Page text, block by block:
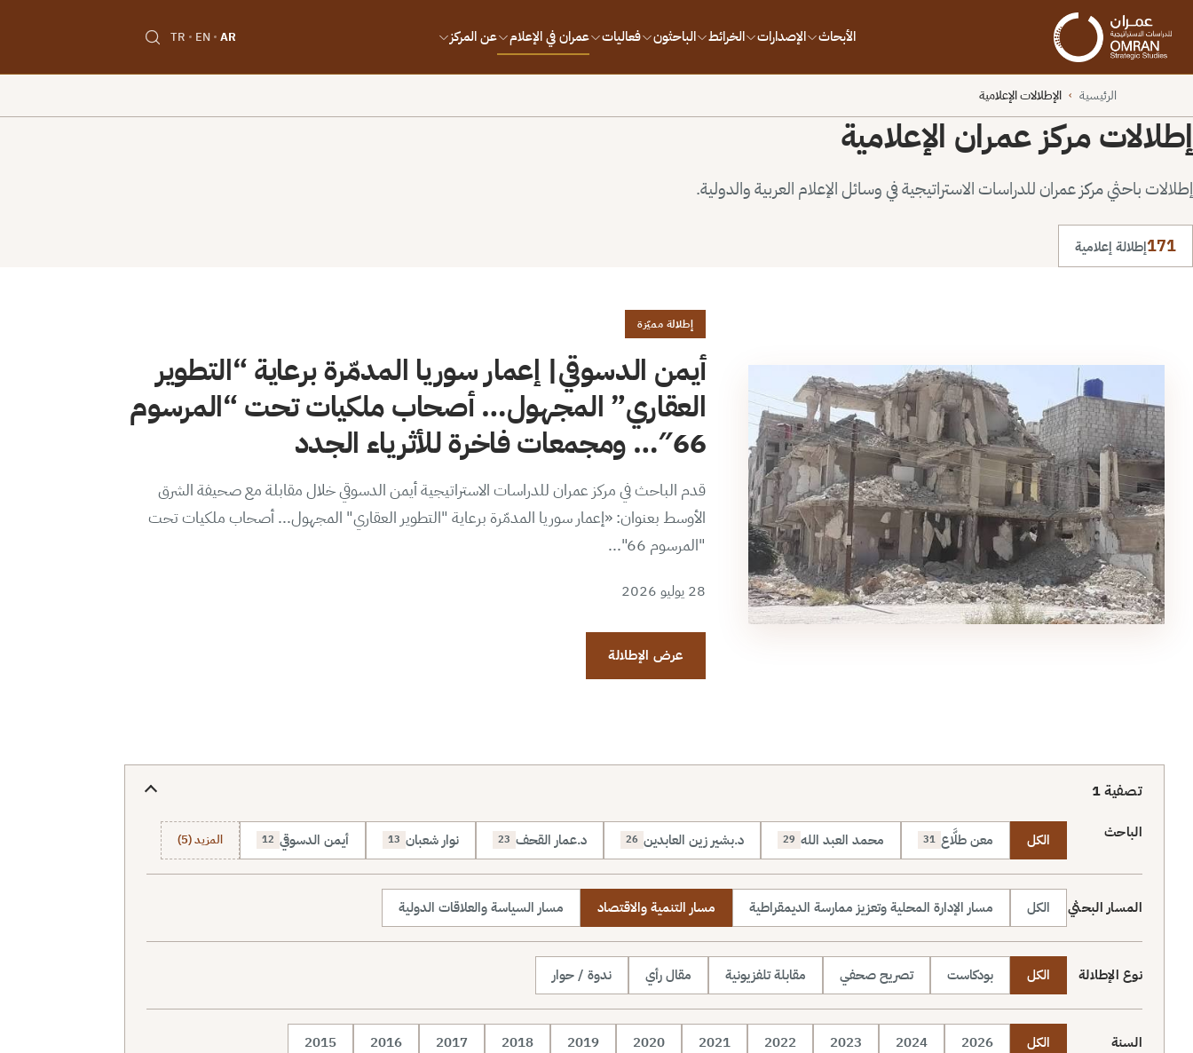
الأبحاث الإصدارات الخرائط الباحثون فعاليات عمران في الإعلام عن المركز AR
EN
TR
الرئيسية › الإطلالات الإعلامية
إطلالات مركز عمران الإعلامية
إطلالات باحثي مركز عمران للدراسات الاستراتيجية في وسائل الإعلام العربية والدولية.
171إطلالة إعلامية
إطلالة مميّزة
أيمن الدسوقي| إعمار سوريا المدمّرة برعاية “التطوير
العقاري” المجهول… أصحاب ملكيات تحت “المرسوم
66″… ومجمعات فاخرة للأثرياء الجدد
قدم الباحث في مركز عمران للدراسات الاستراتيجية أيمن الدسوقي خلال مقابلة مع صحيفة الشرق
الأوسط بعنوان: «إعمار سوريا المدمّرة برعاية "التطوير العقاري" المجهول... أصحاب ملكيات تحت
"المرسوم 66"...
28 يوليو 2026
عرض الإطلالة
تصفية1
الباحث الكل معن طلَّاع 31 محمد العبد الله 29 د.بشير زين العابدين 26 د.عمار القحف 23 نوار شعبان 13 أيمن الدسوقي 12 المزيد (5)
المسار البحثي الكل مسار الإدارة المحلية وتعزيز ممارسة الديمقراطية مسار التنمية والاقتصاد مسار السياسة والعلاقات الدولية
نوع الإطلالة الكل بودكاست تصريح صحفي مقابلة تلفزيونية مقال رأي ندوة / حوار
السنة الكل 2026
2024
2023
2022
2021
2020
2019
2018
2017
2016
2015